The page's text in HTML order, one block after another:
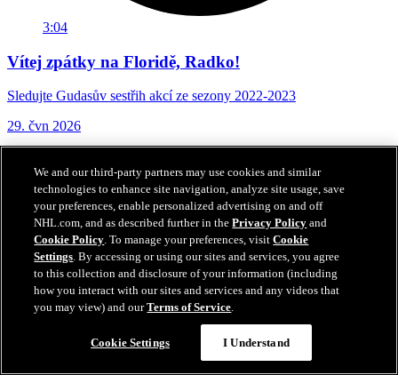
3:04
Vítej zpátky na Floridě, Radko!
Sledujte Gudasův sestřih akcí ze sezony 2022-2023
29. čvn 2026
We and our third-party partners may use cookies and similar
technologies to enhance site navigation, analyze site usage, save
your preferences, enable personalized advertising on and off
NHL.com, and as described further in thePrivacy Policy and
Cookie Policy. To manage your preferences, visitCookie
Settings. By accessing or using our sites and services, you agree
to this collection and disclosure of your information (including
how you interact with our sites and services and any videos that
you may view) and ourTerms of Service.
Cookie Settings I Understand